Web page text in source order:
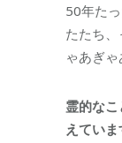
50年た
たたち
ゃあぎゃ
霊的な
えていま